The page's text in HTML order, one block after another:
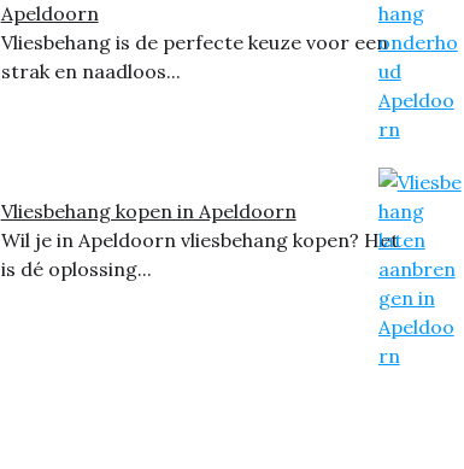
Apeldoorn
Vliesbehang is de perfecte keuze voor een
strak en naadloos...
Vliesbehang kopen in Apeldoorn
Wil je in Apeldoorn vliesbehang kopen? Het
is dé oplossing...